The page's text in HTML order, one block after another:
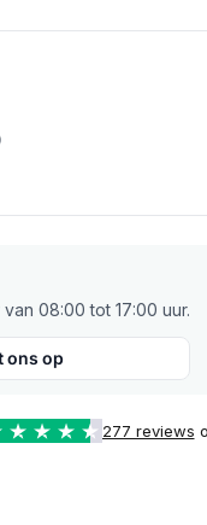
08:00 tot 17:00 uur.
ons op
277 reviews